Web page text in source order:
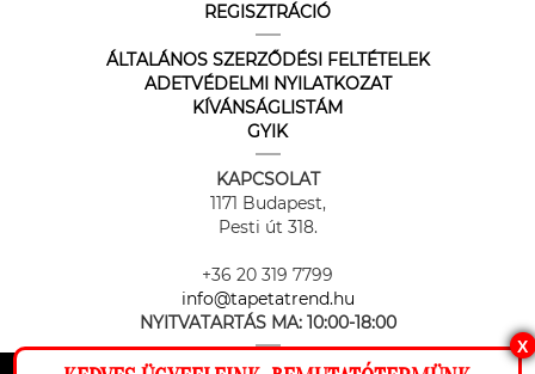
REGISZTRÁCIÓ
ÁLTALÁNOS SZERZŐDÉSI FELTÉTELEK
ADETVÉDELMI NYILATKOZAT
KÍVÁNSÁGLISTÁM
GYIK
KAPCSOLAT
1171 Budapest,
Pesti út 318.
+36 20 319 7799
info@tapetatrend.hu
NYITVATARTÁS MA: 10:00-18:00
X